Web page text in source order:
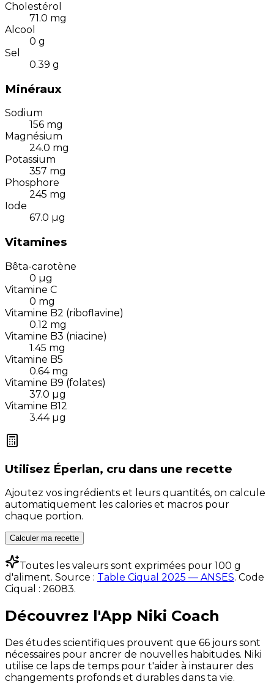
Cholestérol
71.0 mg
Alcool
0 g
Sel
0.39 g
Minéraux
Sodium
156 mg
Magnésium
24.0 mg
Potassium
357 mg
Phosphore
245 mg
Iode
67.0 µg
Vitamines
Bêta-carotène
0 µg
Vitamine C
0 mg
Vitamine B2 (riboflavine)
0.12 mg
Vitamine B3 (niacine)
1.45 mg
Vitamine B5
0.64 mg
Vitamine B9 (folates)
37.0 µg
Vitamine B12
3.44 µg
Utilisez Éperlan, cru dans une recette
Ajoutez vos ingrédients et leurs quantités, on calcule
automatiquement les calories et macros pour
chaque portion.
Calculer ma recette
Toutes les valeurs sont exprimées pour 100 g
d'aliment. Source : Table Ciqual 2025 — ANSES. Code
Ciqual : 26083.
Découvrez l'App Niki Coach
Des études scientifiques prouvent que 66 jours sont
nécessaires pour ancrer de nouvelles habitudes. Niki
utilise ce laps de temps pour t'aider à instaurer des
changements profonds et durables dans ta vie.